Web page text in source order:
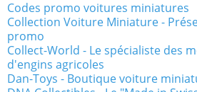
Codes promo voitures miniatures
Collection Voiture Miniature -
promo
Collect-World - Le spécialiste des
d'engins agricoles
Dan-Toys - Boutique voiture